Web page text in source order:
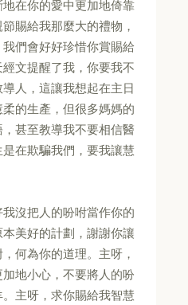
在你的愛中更加地倚靠
賜給我那麼大的禮物，
們會好好珍惜你賞賜給
文提醒了我，你要我不
人，這讓我想起在主日
的生產，但很多媽媽的
甚至教導我不要相信醫
在欺騙我們，要我讓慧
沒把人的吩咐當作你的
美好的計劃，謝謝你讓
何為你的道理。主呀，
地小心，不要將人的吩
主呀，求你賜給我智慧